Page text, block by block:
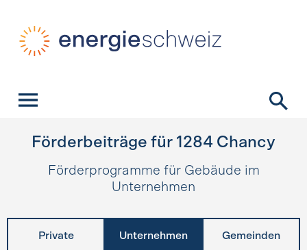
Förderbeiträge für 1284 Chancy
Förderprogramme für Gebäude im
Unternehmen
Private Unternehmen Gemeinden